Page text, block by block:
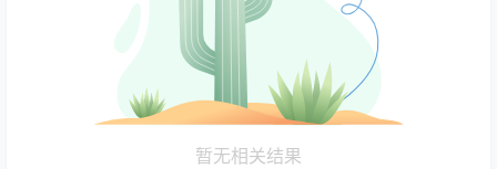
暂无相关结果